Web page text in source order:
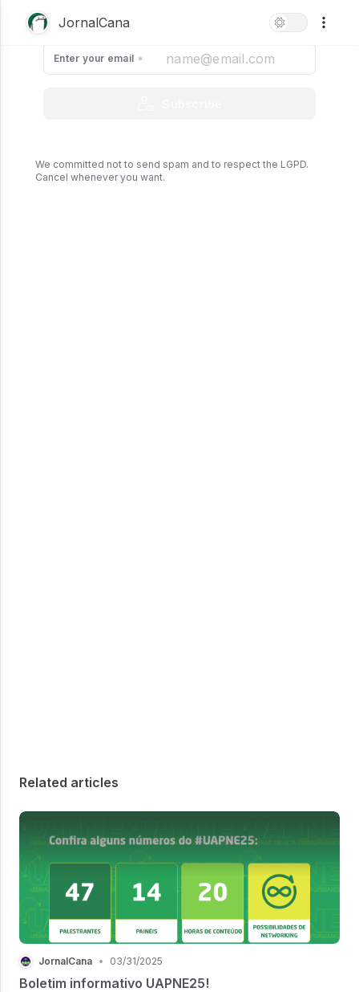
JornalCana
JornalCana
and have access to exclusive content.
Enter your email
We committed not to send spam and to respect the LGPD.
Cancel whenever you want.
Related articles
JornalCana • 03/31/2025
Boletim informativo UAPNE25!